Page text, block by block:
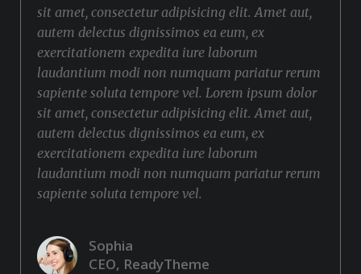
sit amet, consectetur adipisicing elit. Amet aut,
autem delectus dignissimos ea eum, ex
exercitationem expedita iure laborum
laudantium modi non numquam pariatur rerum
sapiente soluta tempore vel. Lorem ipsum dolor
sit amet, consectetur adipisicing elit. Amet aut,
autem delectus dignissimos ea eum, ex
exercitationem expedita iure laborum
laudantium modi non numquam pariatur rerum
sapiente soluta tempore vel.
Sophia
CEO, ReadyTheme